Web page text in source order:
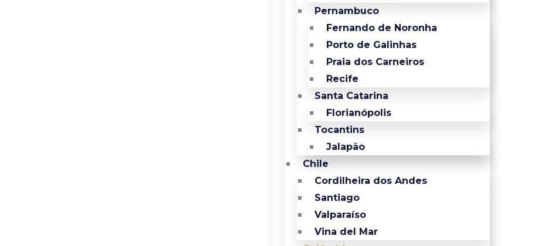
Pernambuco
Fernando de Noronha
Porto de Galinhas
Praia dos Carneiros
Recife
Santa Catarina
Florianópolis
Tocantins
Jalapão
Chile
Cordilheira dos Andes
Santiago
Valparaíso
Vina del Mar